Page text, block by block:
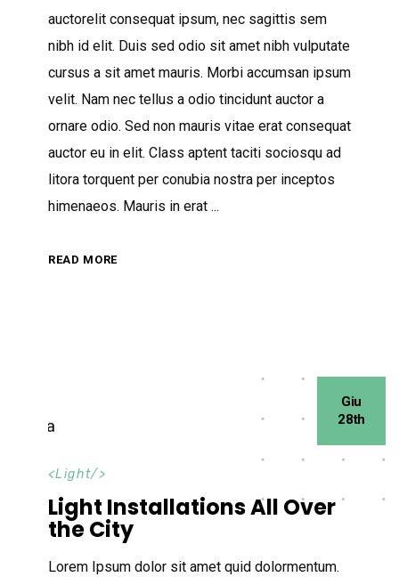
auctorelit consequat ipsum, nec sagittis sem
nibh id elit. Duis sed odio sit amet nibh vulputate
cursus a sit amet mauris. Morbi accumsan ipsum
velit. Nam nec tellus a odio tincidunt auctor a
ornare odio. Sed non mauris vitae erat consequat
auctor eu in elit. Class aptent taciti sociosqu ad
litora torquent per conubia nostra per inceptos
himenaeos. Mauris in erat
READ MORE
Giu
28th
<Light/>
Light Installations All Over
the City
Lorem Ipsum dolor sit amet quid dolormentum.